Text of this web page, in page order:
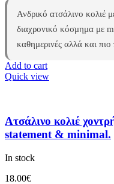
Ανδρικό ατσάλινο κολιέ
διαχρονικό κόσμημα με
καθημερινές αλλά και πιο
Add to cart
Quick view
Ατσάλινο κολιέ
statement & minimal.
In stock
18.00€